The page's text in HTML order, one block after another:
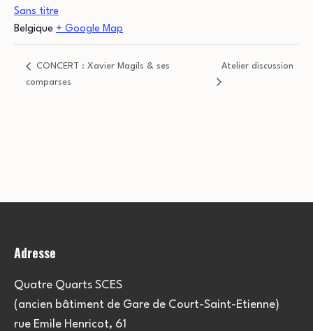
Sans titre
Belgique + Google Map
CONCERT : Xavier Magils & ses
comparses
Atelier discussion
Adresse
Quatre Quarts SCES
(ancien bâtiment de Gare de Court-Saint-Etienne)
rue Emile Henricot, 61